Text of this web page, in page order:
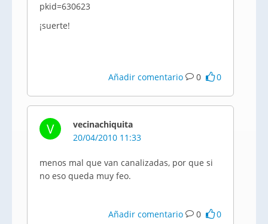
pkid=630623
¡suerte!
Añadir comentario 0 0
V
vecinachiquita
20/04/2010 11:33
menos mal que van canalizadas, por que si
no eso queda muy feo.
Añadir comentario 0 0